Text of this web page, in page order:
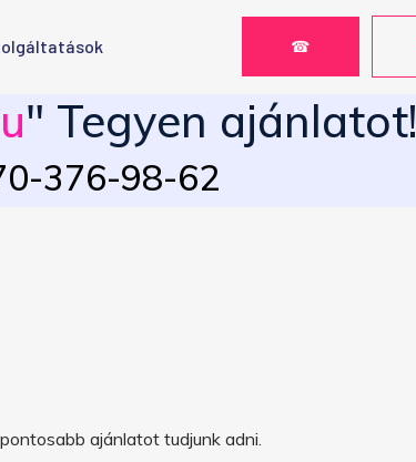
☎
" Tegyen ajánlatot!
376-98-62
ajánlatot tudjunk adni.